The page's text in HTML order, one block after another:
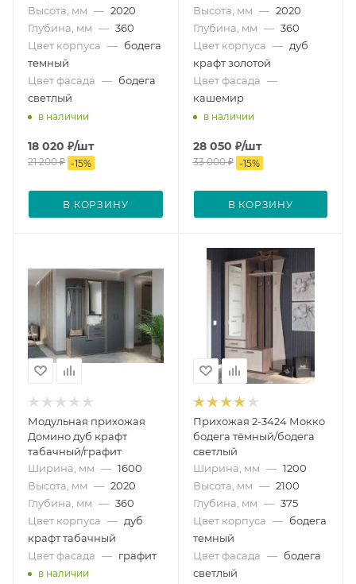
Высота, мм — 2020
Глубина, мм — 360
Цвет корпуса — бодега
темный
Цвет фасада — бодега
светлый
в наличии
18 020 ₽/шт
21 200₽ -15%
В КОРЗИНУ
Высота, мм — 2020
Глубина, мм — 360
Цвет корпуса — дуб
крафт золотой
Цвет фасада —
кашемир
в наличии
28 050 ₽/шт
33 000₽ -15%
В КОРЗИНУ
Модульная прихожая
Домино дуб крафт
табачный/графит
Ширина, мм — 1600
Высота, мм — 2020
Глубина, мм — 360
Цвет корпуса — дуб
крафт табачный
Цвет фасада — графит
в наличии
Прихожая 2-3424 Мокко
бодега тёмный/бодега
светлый
Ширина, мм — 1200
Высота, мм — 2100
Глубина, мм — 375
Цвет корпуса — бодега
темный
Цвет фасада — бодега
светлый